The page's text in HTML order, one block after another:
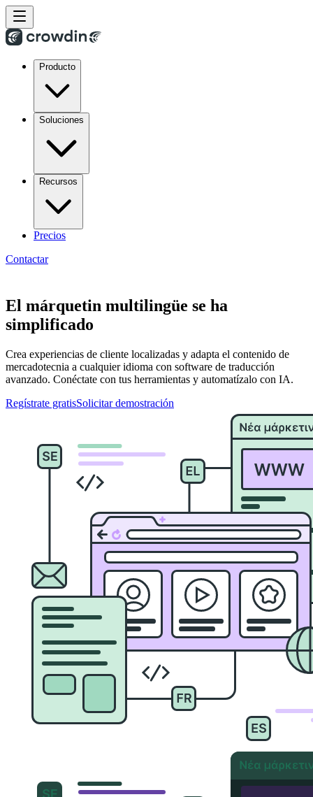
Producto
Soluciones
Recursos
Precios
Contactar
El márquetin multilingüe se ha
simplificado
Crea experiencias de cliente localizadas y adapta el contenido de
mercadotecnia a cualquier idioma con software de traducción
avanzado. Conéctate con tus herramientas y automatízalo con IA.
Regístrate gratisSolicitar demostración